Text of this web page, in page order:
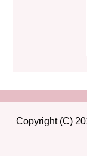
Copyright (C)